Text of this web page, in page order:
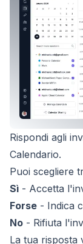
Rispondi agli
Calendario.
Puoi scegliere
Sì - Accetta
Forse - Indica
No - Rifiuta
La tua risposta